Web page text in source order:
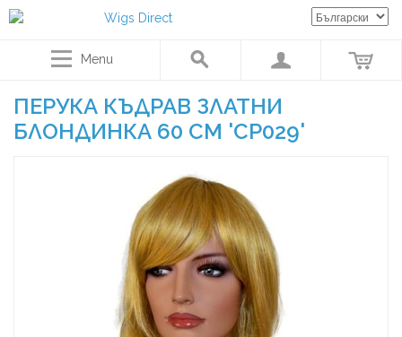
Menu
ПЕРУКА КЪДРАВ ЗЛАТНИ
БЛОНДИНКА 60 CM 'CP029'